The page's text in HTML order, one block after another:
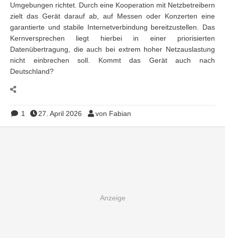
Umgebungen richtet. Durch eine Kooperation mit Netzbetreibern
zielt das Gerät darauf ab, auf Messen oder Konzerten eine
garantierte und stabile Internetverbindung bereitzustellen. Das
Kernversprechen liegt hierbei in einer priorisierten
Datenübertragung, die auch bei extrem hoher Netzauslastung
nicht einbrechen soll. Kommt das Gerät auch nach
Deutschland?
1 27. April 2026 von Fabian